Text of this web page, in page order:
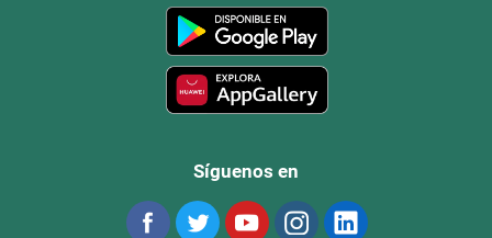
Síguenos en